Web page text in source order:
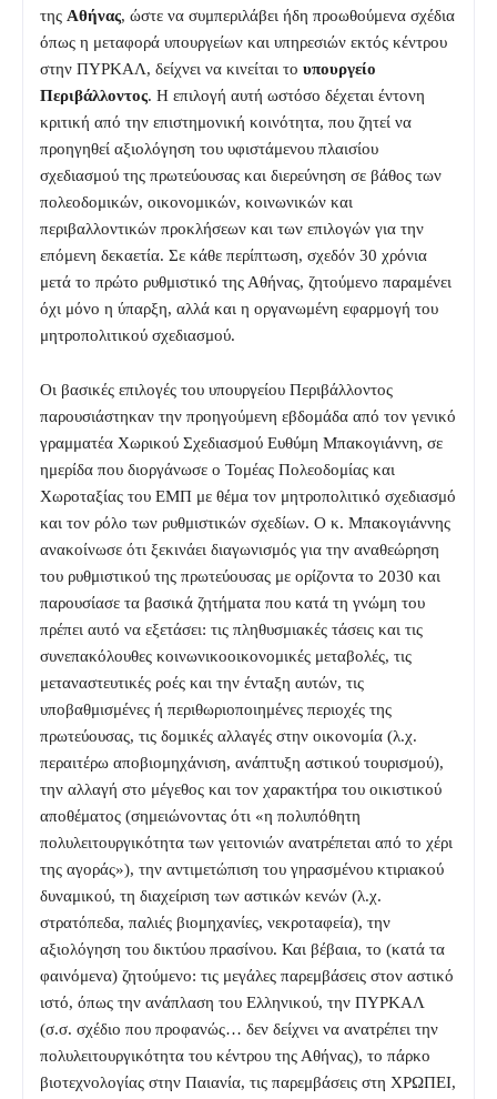
της Αθήνας, ώστε να συμπεριλάβει ήδη προωθούμενα σχέδια
όπως η μεταφορά υπουργείων και υπηρεσιών εκτός κέντρου
στην ΠΥΡΚΑΛ, δείχνει να κινείται το υπουργείο
Περιβάλλοντος. Η επιλογή αυτή ωστόσο δέχεται έντονη
κριτική από την επιστημονική κοινότητα, που ζητεί να
προηγηθεί αξιολόγηση του υφιστάμενου πλαισίου
σχεδιασμού της πρωτεύουσας και διερεύνηση σε βάθος των
πολεοδομικών, οικονομικών, κοινωνικών και
περιβαλλοντικών προκλήσεων και των επιλογών για την
επόμενη δεκαετία. Σε κάθε περίπτωση, σχεδόν 30 χρόνια
μετά το πρώτο ρυθμιστικό της Αθήνας, ζητούμενο παραμένει
όχι μόνο η ύπαρξη, αλλά και η οργανωμένη εφαρμογή του
μητροπολιτικού σχεδιασμού.
Οι βασικές επιλογές του υπουργείου Περιβάλλοντος
παρουσιάστηκαν την προηγούμενη εβδομάδα από τον γενικό
γραμματέα Χωρικού Σχεδιασμού Ευθύμη Μπακογιάννη, σε
ημερίδα που διοργάνωσε ο Τομέας Πολεοδομίας και
Χωροταξίας του ΕΜΠ με θέμα τον μητροπολιτικό σχεδιασμό
και τον ρόλο των ρυθμιστικών σχεδίων. Ο κ. Μπακογιάννης
ανακοίνωσε ότι ξεκινάει διαγωνισμός για την αναθεώρηση
του ρυθμιστικού της πρωτεύουσας με ορίζοντα το 2030 και
παρουσίασε τα βασικά ζητήματα που κατά τη γνώμη του
πρέπει αυτό να εξετάσει: τις πληθυσμιακές τάσεις και τις
συνεπακόλουθες κοινωνικοοικονομικές μεταβολές, τις
μεταναστευτικές ροές και την ένταξη αυτών, τις
υποβαθμισμένες ή περιθωριοποιημένες περιοχές της
πρωτεύουσας, τις δομικές αλλαγές στην οικονομία (λ.χ.
περαιτέρω αποβιομηχάνιση, ανάπτυξη αστικού τουρισμού),
την αλλαγή στο μέγεθος και τον χαρακτήρα του οικιστικού
αποθέματος (σημειώνοντας ότι «η πολυπόθητη
πολυλειτουργικότητα των γειτονιών ανατρέπεται από το χέρι
της αγοράς»), την αντιμετώπιση του γηρασμένου κτιριακού
δυναμικού, τη διαχείριση των αστικών κενών (λ.χ.
στρατόπεδα, παλιές βιομηχανίες, νεκροταφεία), την
αξιολόγηση του δικτύου πρασίνου. Και βέβαια, το (κατά τα
φαινόμενα) ζητούμενο: τις μεγάλες παρεμβάσεις στον αστικό
ιστό, όπως την ανάπλαση του Ελληνικού, την ΠΥΡΚΑΛ
(σ.σ. σχέδιο που προφανώς… δεν δείχνει να ανατρέπει την
πολυλειτουργικότητα του κέντρου της Αθήνας), το πάρκο
βιοτεχνολογίας στην Παιανία, τις παρεμβάσεις στη ΧΡΩΠΕΙ,